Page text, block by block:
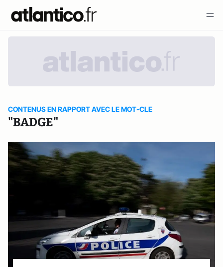
CONTENUS EN RAPPORT AVEC LE MOT-CLE
"BADGE"